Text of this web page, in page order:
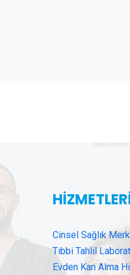
Cinsel Sağlık
Tıbbi Tahlil
Evden Kan Alma